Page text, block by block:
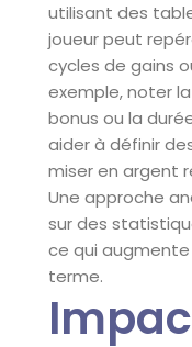
utilisant des
joueur peut
cycles de gains
exemple, noter
bonus ou la
aider à définir
miser en argent
Une approche
sur des
ce qui
terme.